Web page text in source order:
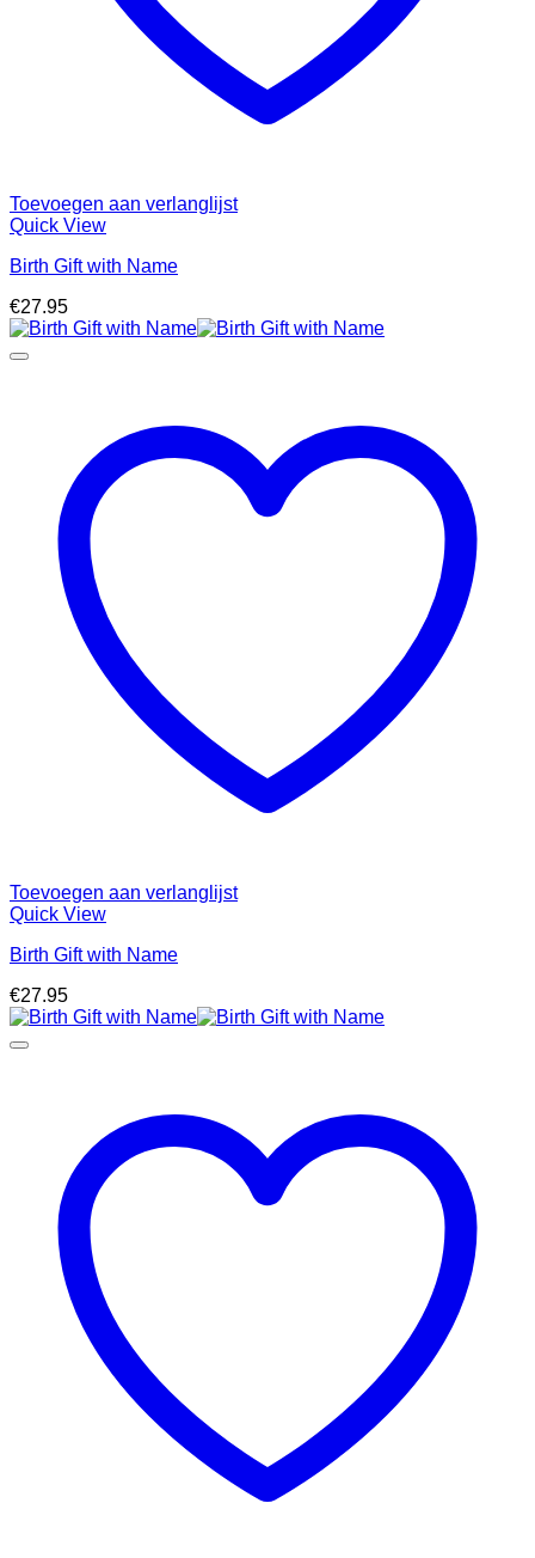
Toevoegen aan verlanglijst
Quick View
Birth Gift with Name
€27.95
Toevoegen aan verlanglijst
Quick View
Birth Gift with Name
€27.95